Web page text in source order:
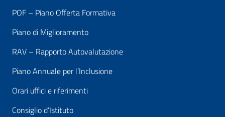
POF – Piano Offerta Formativa
Piano di Miglioramento
RAV – Rapporto Autovalutazione
Piano Annuale per l’Inclusione
Orari uffici e riferimenti
Consiglio d’Istituto